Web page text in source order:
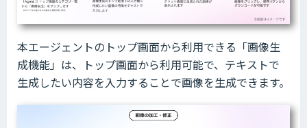
本エージェントのトップ画面から利用できる「画像生
成機能」は、トップ画面から利用可能で、テキストで
生成したい内容を入力することで画像を生成できます。